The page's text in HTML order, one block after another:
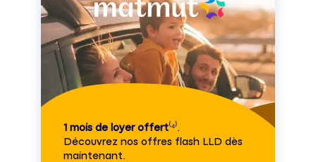
1 mois de loyer offert⁽⁴⁾.
Découvrez nos offres flash LLD dès
maintenant.